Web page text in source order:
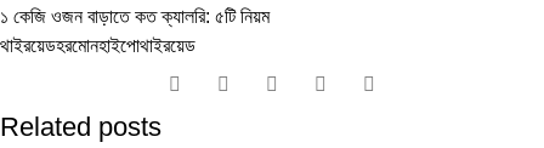
১ কেজি ওজন বাড়াতে কত ক্যালরি: ৫টি নিয়ম
থাইরয়েডহরমোনহাইপোথাইরয়েড
Related posts